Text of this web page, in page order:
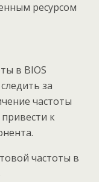
ресурсом
в BIOS
за
частоты
к
частоты в